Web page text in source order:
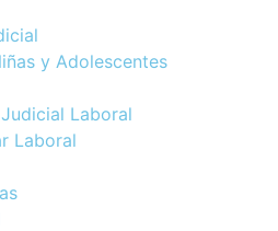
y Adolescentes
Laboral
Laboral